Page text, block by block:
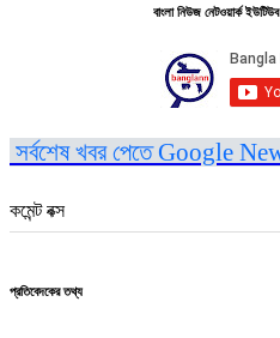
বাংলা নিউজ নেটওয়ার্ক
সর্বশেষ খবর পেতে Google
কমেন্ট বক্স
প্রতিবেদকের তথ্য